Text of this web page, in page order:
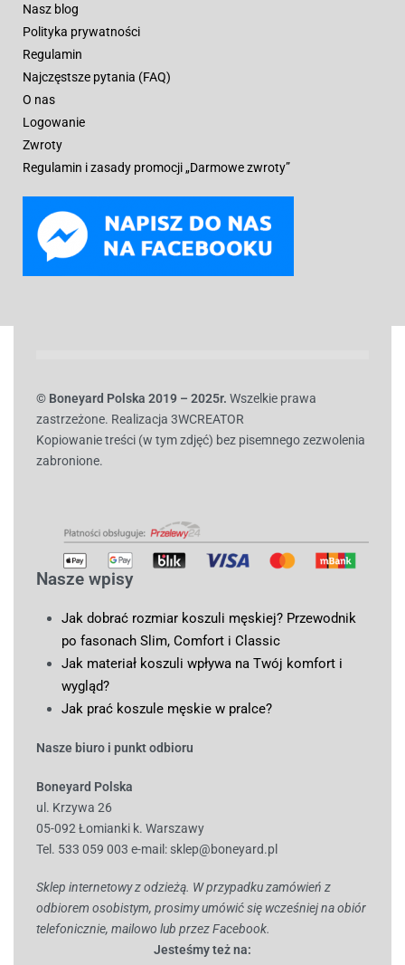
Nasz blog
Polityka prywatności
Regulamin
Najczęstsze pytania (FAQ)
O nas
Logowanie
Zwroty
Regulamin i zasady promocji „Darmowe zwroty”
© Boneyard Polska 2019 – 2025r. Wszelkie prawa
zastrzeżone. Realizacja 3WCREATOR
Kopiowanie treści (w tym zdjęć) bez pisemnego zezwolenia
zabronione.
Nasze wpisy
Jak dobrać rozmiar koszuli męskiej? Przewodnik
po fasonach Slim, Comfort i Classic
Jak materiał koszuli wpływa na Twój komfort i
wygląd?
Jak prać koszule męskie w pralce?
Nasze biuro i punkt odbioru
Boneyard Polska
ul. Krzywa 26
05-092 Łomianki k. Warszawy
Tel. 533 059 003 e-mail: sklep@boneyard.pl
Sklep internetowy z odzieżą. W przypadku zamówień z
odbiorem osobistym, prosimy umówić się wcześniej na obiór
telefonicznie, mailowo lub przez Facebook.
Jesteśmy też na: